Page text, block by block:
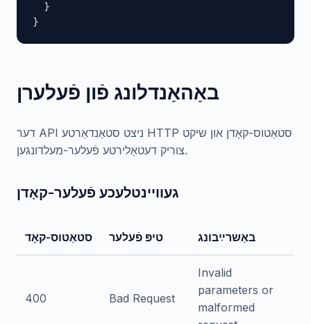
  }
}
באַהאַנדלונג פֿון פֿעלערן
דער API ניצט סטאַנדאַרטע HTTP סטאַטוס-קאָדן און שיקט
צוריק דעטאַלירטע פֿעלער-מעלדונגען.
געוויינטלעכע פֿעלער-קאָדן
סטאַטוס-קאָד טיפּ פֿעלער באַשרײַבונג
400 Bad Request
Invalid
parameters or
malformed